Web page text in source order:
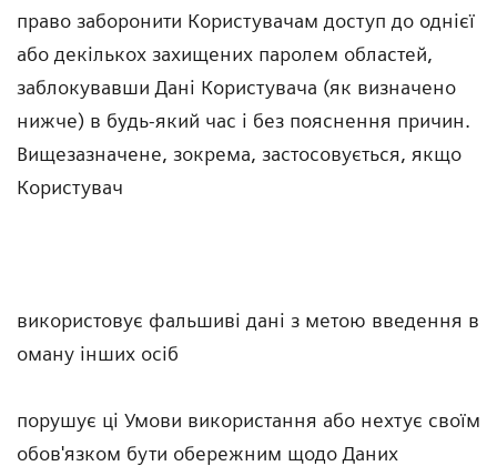
право заборонити Користувачам доступ до однієї
або декількох захищених паролем областей,
заблокувавши Дані Користувача (як визначено
нижче) в будь-який час і без пояснення причин.
Вищезазначене, зокрема, застосовується, якщо
Користувач
використовує фальшиві дані з метою введення в
оману інших осіб
порушує ці Умови використання або нехтує своїм
обов'язком бути обережним щодо Даних